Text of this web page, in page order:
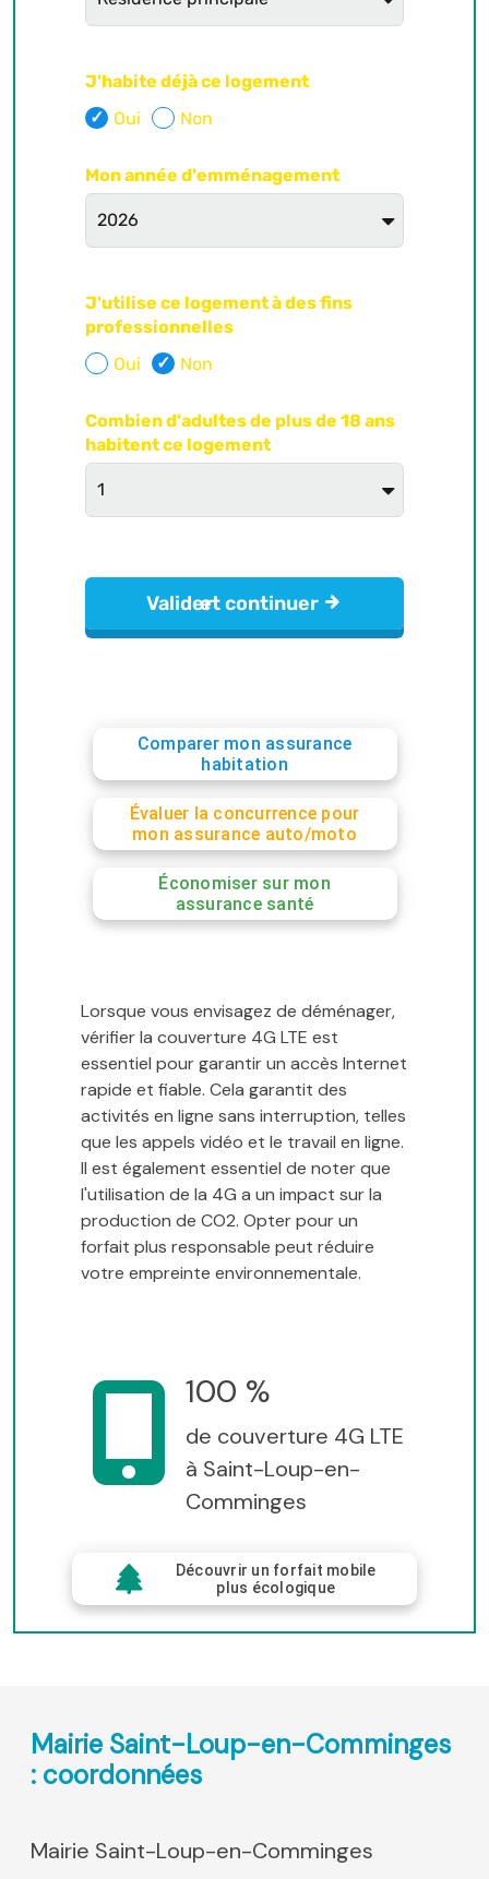
Comparer mon assurance
habitation
Évaluer la concurrence pour
mon assurance auto/moto
Économiser sur mon
assurance santé
Lorsque vous envisagez de déménager,
vérifier la couverture 4G LTE est
essentiel pour garantir un accès Internet
rapide et fiable. Cela garantit des
activités en ligne sans interruption, telles
que les appels vidéo et le travail en ligne.
Il est également essentiel de noter que
l'utilisation de la 4G a un impact sur la
production de CO2. Opter pour un
forfait plus responsable peut réduire
votre empreinte environnementale.
100 %
de couverture 4G LTE
à Saint-Loup-en-
Comminges
Découvrir un forfait mobile
plus écologique
Mairie Saint-Loup-en-Comminges
: coordonnées
Mairie Saint-Loup-en-Comminges